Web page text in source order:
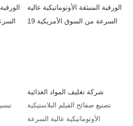
شركة تغليف المواد الغذائية
تصنيع صفائح الفيلم البلاستيكية
الأوتوماتيكية عالية السرعة